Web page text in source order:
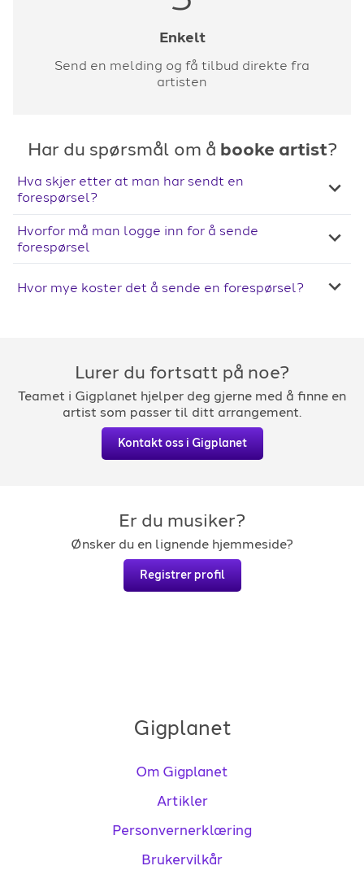
Enkelt
Send en melding og få tilbud direkte fra
artisten
Har du spørsmål om å booke artist?
Hva skjer etter at man har sendt en
forespørsel?
Hvorfor må man logge inn for å sende
forespørsel
Hvor mye koster det å sende en forespørsel?
Lurer du fortsatt på noe?
Teamet i Gigplanet hjelper deg gjerne med å finne en
artist som passer til ditt arrangement.
Kontakt oss i Gigplanet
Er du musiker?
Ønsker du en lignende hjemmeside?
Registrer profil
Gigplanet
Om Gigplanet
Artikler
Personvernerklæring
Brukervilkår